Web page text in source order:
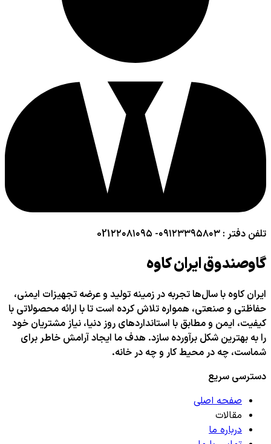
تلفن دفتر : ۰۹۱۲۳۳۹۵۸۰۳- 021۲۲۰۸۱۰۹۵
گاوصندوق ایران کاوه
ایران کاوه با سال‌ها تجربه در زمینه تولید و عرضه تجهیزات ایمنی،
حفاظتی و صنعتی، همواره تلاش کرده است تا با ارائه محصولاتی با
کیفیت، ایمن و مطابق با استانداردهای روز دنیا، نیاز مشتریان خود
را به بهترین شکل برآورده سازد. هدف ما ایجاد آرامش خاطر برای
شماست، چه در محیط کار و چه در خانه.
دسترسی سریع
صفحه اصلی
مقالات
درباره ما